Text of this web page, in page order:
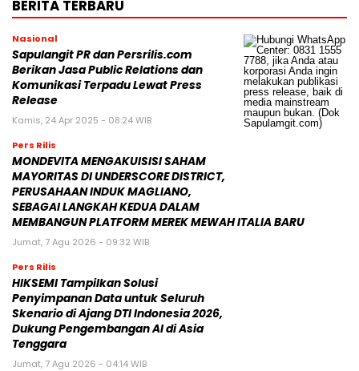
BERITA TERBARU
Nasional
Sapulangit PR dan Persrilis.com
Berikan Jasa Public Relations dan
Komunikasi Terpadu Lewat Press
Release
Kamis, 24 Apr 2025 - 08:24 WIB
Pers Rilis
MONDEVITA MENGAKUISISI SAHAM
MAYORITAS DI UNDERSCORE DISTRICT,
PERUSAHAAN INDUK MAGLIANO,
SEBAGAI LANGKAH KEDUA DALAM
MEMBANGUN PLATFORM MEREK MEWAH ITALIA BARU
Jumat, 7 Agu 2026 - 09:32 WIB
Pers Rilis
HIKSEMI Tampilkan Solusi
Penyimpanan Data untuk Seluruh
Skenario di Ajang DTI Indonesia 2026,
Dukung Pengembangan AI di Asia
Tenggara
Jumat, 7 Agu 2026 - 04:14 WIB